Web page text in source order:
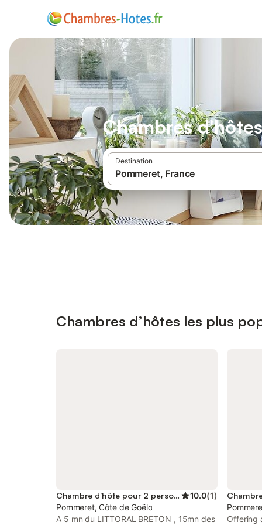
Chambres
Destination
Chambres d’hôtes les plus
Chambre d’hôte pour 2 personnes 10.0(1)
Pommeret, Côte de Goëlo
A 5 mn du LITTORAL BRETON , 15mn des
Offering